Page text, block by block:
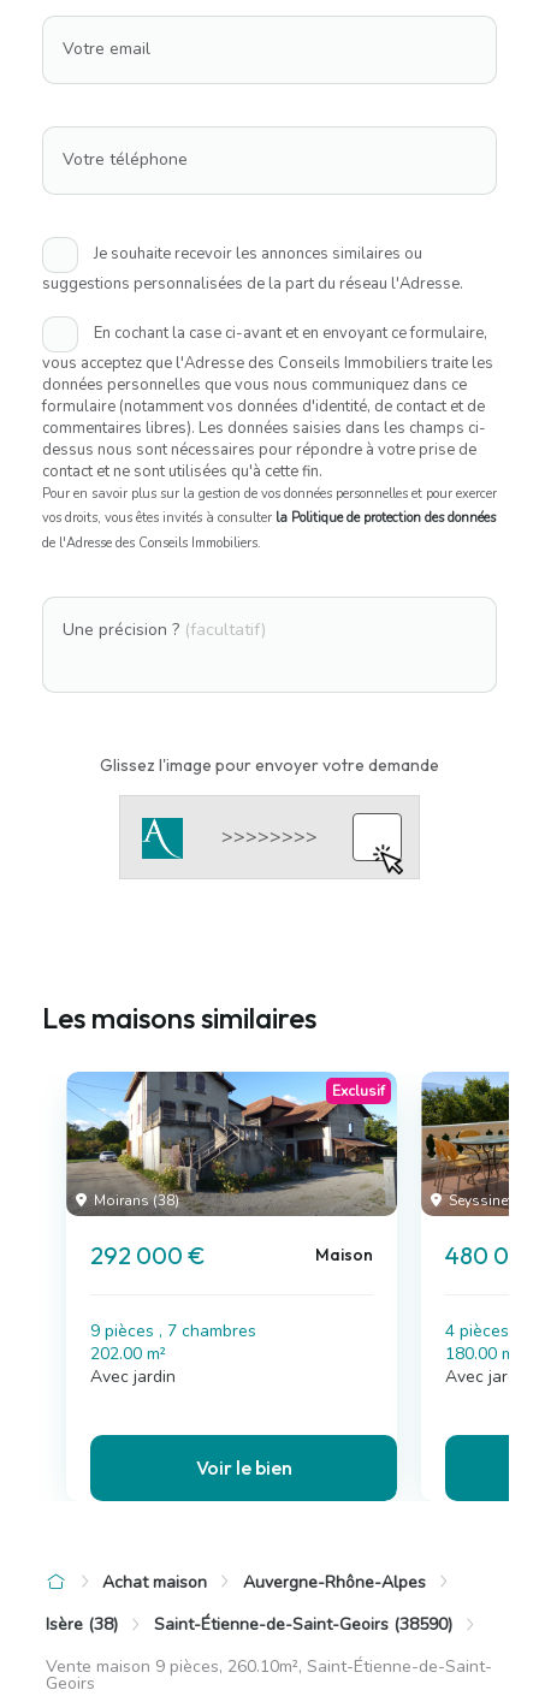
Votre email
Votre téléphone
Je souhaite recevoir les annonces similaires ou
suggestions personnalisées de la part du réseau l'Adresse.
En cochant la case ci-avant et en envoyant ce formulaire,
vous acceptez que l'Adresse des Conseils Immobiliers traite les
données personnelles que vous nous communiquez dans ce
formulaire (notamment vos données d'identité, de contact et de
commentaires libres). Les données saisies dans les champs ci-
dessus nous sont nécessaires pour répondre à votre prise de
contact et ne sont utilisées qu'à cette fin.
Pour en savoir plus sur la gestion de vos données personnelles et pour exercer
vos droits, vous êtes invités à consulter la Politique de protection des données
de l'Adresse des Conseils Immobiliers.
Une précision ? (facultatif)
Glissez l'image pour envoyer votre demande
Les maisons similaires
Moirans (38)
Exclusif
292 000 € Maison
9 pièces , 7 chambres
202.00 m²
Avec jardin
Voir le bien
Seyssinet-
480
4 pièces , 3
180.00 m²
Avec jardin
Achat maison
Auvergne-Rhône-Alpes
Isère (38)
Saint-Étienne-de-Saint-Geoirs (38590)
Vente maison 9 pièces, 260.10m², Saint-Étienne-de-Saint-
Geoirs